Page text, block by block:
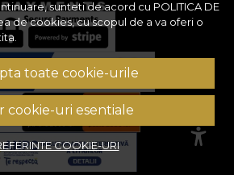
sunteti de acord cu POLITICA DE
de cookies, cu scopul de a va oferi o
toate cookie-urile
cookie-uri esentiale
COOKIE-URI